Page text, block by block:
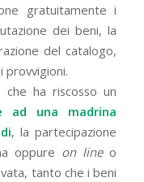
gratuitamente i
dei beni, la
del catalogo,
provvigioni.
ha riscosso un
ad una madrina
, la partecipazione
oppure on lineo
tanto che i beni